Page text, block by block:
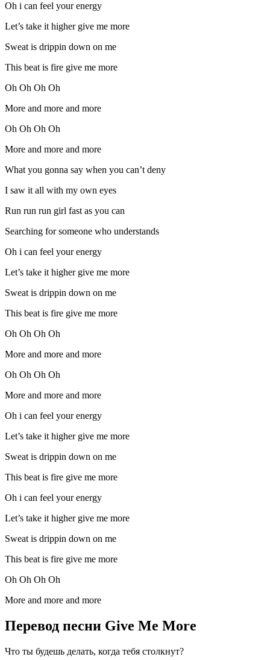
Oh i can feel your energy
Let’s take it higher give me more
Sweat is drippin down on me
This beat is fire give me more
Oh Oh Oh Oh
More and more and more
Oh Oh Oh Oh
More and more and more
What you gonna say when you can’t deny
I saw it all with my own eyes
Run run run girl fast as you can
Searching for someone who understands
Oh i can feel your energy
Let’s take it higher give me more
Sweat is drippin down on me
This beat is fire give me more
Oh Oh Oh Oh
More and more and more
Oh Oh Oh Oh
More and more and more
Oh i can feel your energy
Let’s take it higher give me more
Sweat is drippin down on me
This beat is fire give me more
Oh i can feel your energy
Let’s take it higher give me more
Sweat is drippin down on me
This beat is fire give me more
Oh Oh Oh Oh
More and more and more
Перевод песни Give Me More
Что ты будешь делать, когда тебя столкнут?